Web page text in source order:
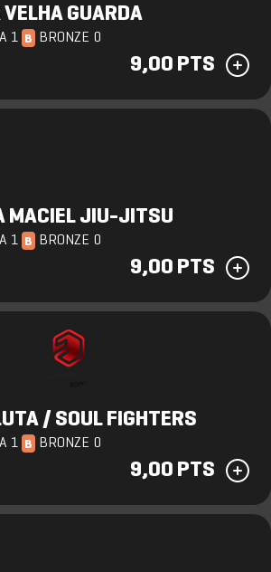
GUARDA
1 B BRONZE 0
9,00 PTS
MACIEL JIU-JITSU
1 B BRONZE 0
9,00 PTS
/ SOUL FIGHTERS
1 B BRONZE 0
9,00 PTS